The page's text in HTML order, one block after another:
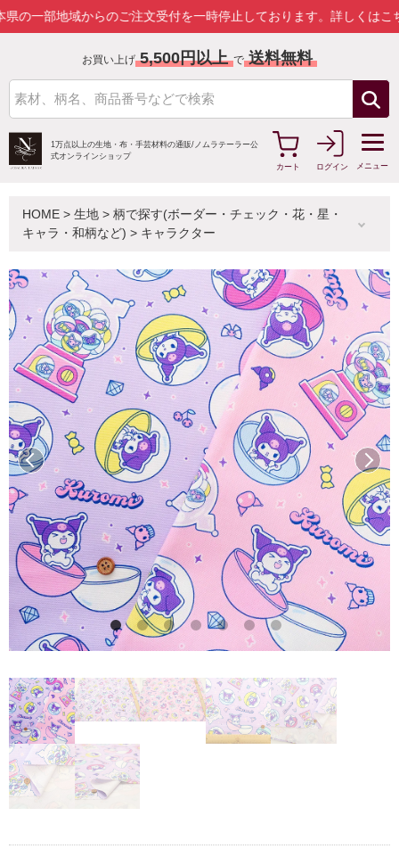
からのご注文受付を一時停止しております。詳しくはこちら
お買い上げ 5,500円以上 で 送料無料
1万点以上の生地・布・手芸材料の通販/ ノムラテーラー公
式オンラインショップ
カート
ログイン メニュー
HOME > 生地 > 柄で探す(ボーダー・チェック・花・星・
キャラ・和柄など) > キャラクター
前へ 次へ